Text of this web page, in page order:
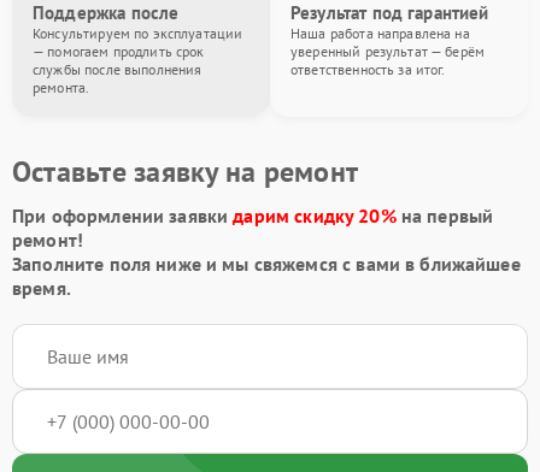
Поддержка после
Консультируем по эксплуатации
— помогаем продлить срок
службы после выполнения
ремонта.
Результат под гарантией
Наша работа направлена на
уверенный результат — берём
ответственность за итог.
Оставьте заявку на ремонт
При оформлении заявкидарим скидку 20%на первый
ремонт!
Заполните поля ниже и мы свяжемся с вами в ближайшее
время.